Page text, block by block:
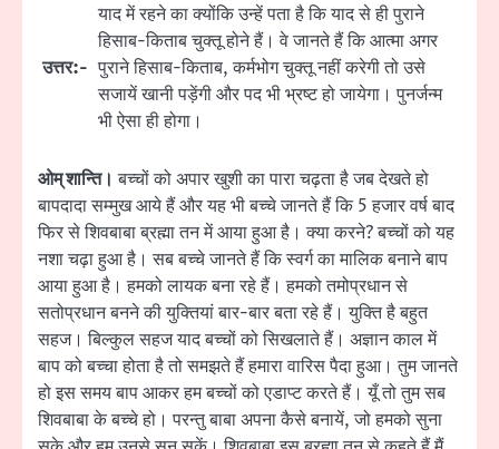
उत्तर:-
याद में रहने का क्योंकि उन्हें पता है कि याद से ही पुराने
हिसाब-किताब चुक्तू होने हैं। वे जानते हैं कि आत्मा अगर
पुराने हिसाब-किताब, कर्मभोग चुक्तू नहीं करेगी तो उसे
सजायें खानी पड़ेंगी और पद भी भ्रष्ट हो जायेगा। पुनर्जन्म
भी ऐसा ही होगा।
ओम् शान्ति। बच्चों को अपार खुशी का पारा चढ़ता है जब देखते हो
बापदादा सम्मुख आये हैं और यह भी बच्चे जानते हैं कि 5 हजार वर्ष बाद
फिर से शिवबाबा ब्रह्मा तन में आया हुआ है। क्या करने? बच्चों को यह
नशा चढ़ा हुआ है। सब बच्चे जानते हैं कि स्वर्ग का मालिक बनाने बाप
आया हुआ है। हमको लायक बना रहे हैं। हमको तमोप्रधान से
सतोप्रधान बनने की युक्तियां बार-बार बता रहे हैं। युक्ति है बहुत
सहज। बिल्कुल सहज याद बच्चों को सिखलाते हैं। अज्ञान काल में
बाप को बच्चा होता है तो समझते हैं हमारा वारिस पैदा हुआ। तुम जानते
हो इस समय बाप आकर हम बच्चों को एडाप्ट करते हैं। यूँ तो तुम सब
शिवबाबा के बच्चे हो। परन्तु बाबा अपना कैसे बनायें, जो हमको सुना